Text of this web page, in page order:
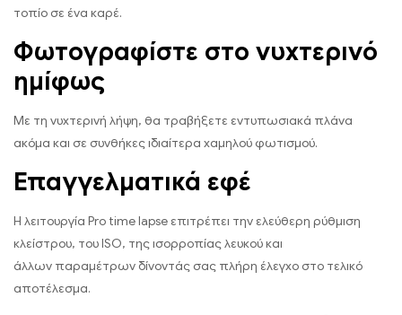
τοπίο σε ένα καρέ.
Φωτογραφίστε στο νυχτερινό
ημίφως
Με τη νυχτερινή λήψη, θα τραβήξετε εντυπωσιακά πλάνα
ακόμα και σε συνθήκες ιδιαίτερα χαμηλού φωτισμού.
Επαγγελματικά εφέ
Η λειτουργία Pro time lapse επιτρέπει την ελεύθερη ρύθμιση
κλείστρου, του ISO, της ισορροπίας λευκού και
άλλων παραμέτρων δίνοντάς σας πλήρη έλεγχο στο τελικό
αποτέλεσμα.